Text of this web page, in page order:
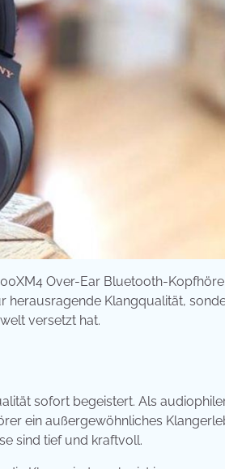
Over-Ear Bluetooth-
herausragende Klangqualität,
versetzt hat.
sofort begeistert. Als
ein außergewöhnliches
sind tief und kraftvoll.